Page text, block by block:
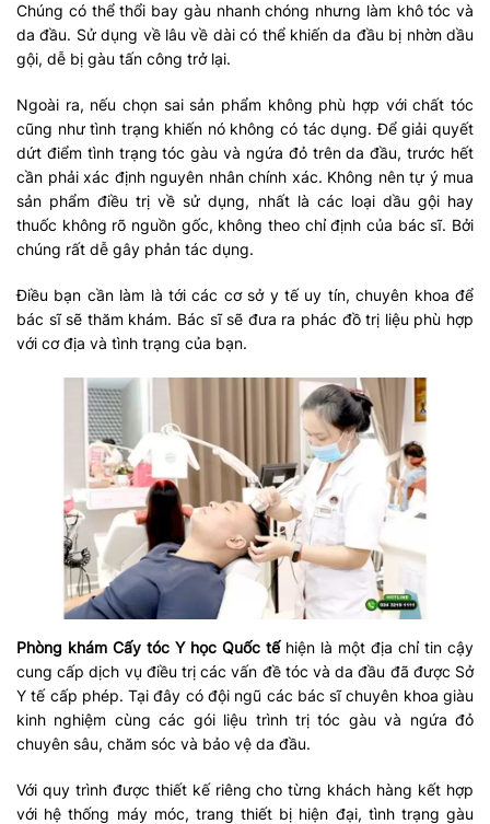
Chúng có thể thổi bay gàu nhanh chóng nhưng làm khô tóc và
da đầu. Sử dụng về lâu về dài có thể khiến da đầu bị nhờn dầu
gội, dễ bị gàu tấn công trở lại.
Ngoài ra, nếu chọn sai sản phẩm không phù hợp với chất tóc
cũng như tình trạng khiến nó không có tác dụng. Để giải quyết
dứt điểm tình trạng tóc gàu và ngứa đỏ trên da đầu, trước hết
cần phải xác định nguyên nhân chính xác. Không nên tự ý mua
sản phẩm điều trị về sử dụng, nhất là các loại dầu gội hay
thuốc không rõ nguồn gốc, không theo chỉ định của bác sĩ. Bởi
chúng rất dễ gây phản tác dụng.
Điều bạn cần làm là tới các cơ sở y tế uy tín, chuyên khoa để
bác sĩ sẽ thăm khám. Bác sĩ sẽ đưa ra phác đồ trị liệu phù hợp
với cơ địa và tình trạng của bạn.
Phòng khám Cấy tóc Y học Quốc tếhiện là một địa chỉ tin cậy
cung cấp dịch vụ điều trị các vấn đề tóc và da đầu đã được Sở
Y tế cấp phép. Tại đây có đội ngũ các bác sĩ chuyên khoa giàu
kinh nghiệm cùng các gói liệu trình trị tóc gàu và ngứa đỏ
chuyên sâu, chăm sóc và bảo vệ da đầu.
Với quy trình được thiết kế riêng cho từng khách hàng kết hợp
với hệ thống máy móc, trang thiết bị hiện đại, tình trạng gàu